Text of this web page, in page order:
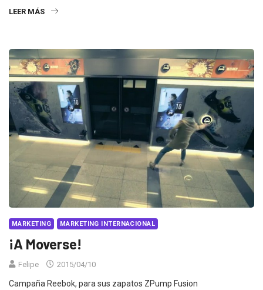
LEER MÁS
MARKETING MARKETING INTERNACIONAL
¡A Moverse!
Felipe 2015/04/10
Campaña Reebok, para sus zapatos ZPump Fusion